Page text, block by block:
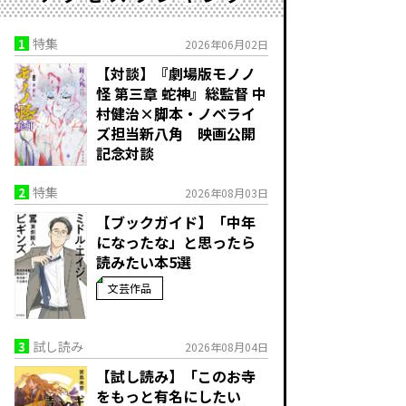
1 特集 2026年06月02日
【対談】『劇場版モノノ
怪 第三章 蛇神』総監督 中
村健治×脚本・ノベライ
ズ担当新八角 映画公開
記念対談
2 特集 2026年08月03日
【ブックガイド】「中年
になったな」と思ったら
読みたい本5選
文芸作品
3 試し読み 2026年08月04日
【試し読み】「このお寺
をもっと有名にしたい